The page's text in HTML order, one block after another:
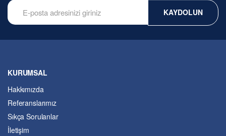
KAYDOLUN
KURUMSAL
Hakkımızda
Referanslarımız
Sıkça Sorulanlar
İletişim